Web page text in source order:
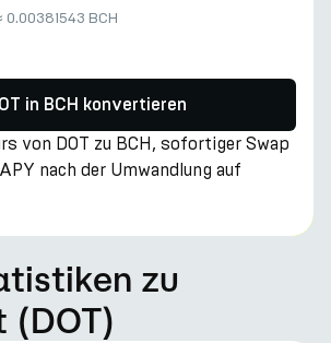
0.00381543 BCH
in BCH konvertieren
von DOT zu BCH, sofortiger Swap
nach der Umwandlung auf
zu
(DOT)